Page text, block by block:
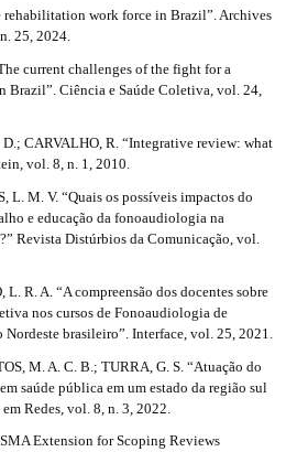
rehabilitation work force in Brazil”. Archives
25, 2024.
current challenges of the fight for a
Brazil”. Ciência e Saúde Coletiva, vol. 24,
CARVALHO, R. “Integrative review: what
vol. 8, n. 1, 2010.
L. M. V. “Quais os possíveis impactos do
e educação da fonoaudiologia na
Revista Distúrbios da Comunicação, vol.
L. R. A. “A compreensão dos docentes sobre
nos cursos de Fonoaudiologia de
brasileiro”. Interface, vol. 25, 2021.
M. A. C. B.; TURRA, G. S. “Atuação do
saúde pública em um estado da região sul
Redes, vol. 8, n. 3, 2022.
Extension for Scoping Reviews